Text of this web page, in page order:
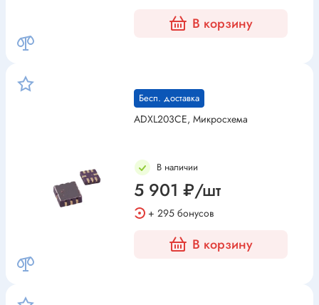
В корзину
Бесп. доставка
ADXL203CE, Микросхема
В наличии
5 901 ₽/шт
+ 295 бонусов
В корзину